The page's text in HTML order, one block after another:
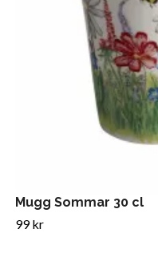
Mugg Sommar 30 cl
99 kr